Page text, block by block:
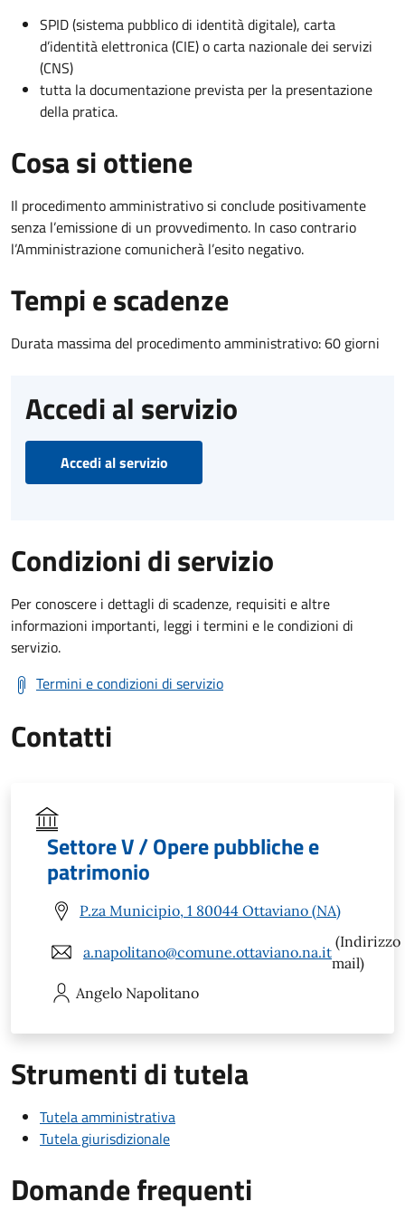
SPID (sistema pubblico di identità digitale), carta
d’identità elettronica (CIE) o carta nazionale dei servizi
(CNS)
tutta la documentazione prevista per la presentazione
della pratica.
Cosa si ottiene
Il procedimento amministrativo si conclude positivamente
senza l’emissione di un provvedimento. In caso contrario
l’Amministrazione comunicherà l’esito negativo.
Tempi e scadenze
Durata massima del procedimento amministrativo: 60 giorni
Accedi al servizio
Accedi al servizio
Condizioni di servizio
Per conoscere i dettagli di scadenze, requisiti e altre
informazioni importanti, leggi i termini e le condizioni di
servizio.
Termini e condizioni di servizio
Contatti
Settore V / Opere pubbliche e
patrimonio
P.za Municipio, 1 80044 Ottaviano (NA)
a.napolitano@comune.ottaviano.na.it
(Indirizzo
mail)
Angelo Napolitano
Strumenti di tutela
Tutela amministrativa
Tutela giurisdizionale
Domande frequenti